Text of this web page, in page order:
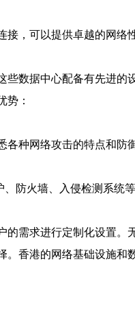
，可以提供卓越的网络
数据中心配备有先进的
势：
种网络攻击的特点和防
防火墙、入侵检测系统
需求进行定制化设置。
香港的网络基础设施